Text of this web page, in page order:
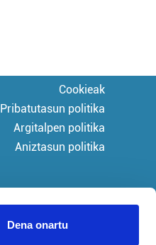
Dena onartu
Cookieak
Pribatutasun politika
Argitalpen politika
Aniztasun politika